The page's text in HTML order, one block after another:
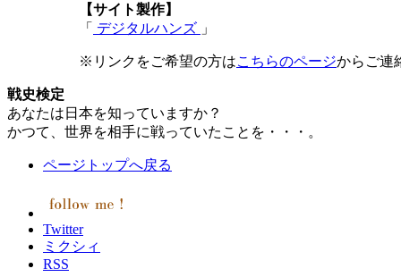
【サイト製作】
「
デジタルハンズ 」
※リンクをご希望の方はこちらのページからご連
戦史検定
あなたは日本を知っていますか？
かつて、世界を相手に戦っていたことを・・・。
ページトップへ戻る
Twitter
ミクシィ
RSS